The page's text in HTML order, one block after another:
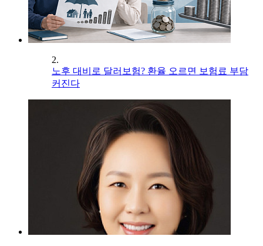
2.
노후 대비로 달러보험? 환율 오르면 보험료 부담
커진다